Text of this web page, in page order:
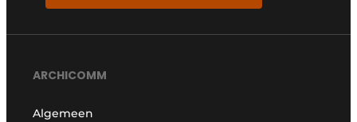
ARCHICOMM
Algemeen